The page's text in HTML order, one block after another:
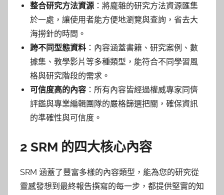
整合研究方法資源 ：將龐雜的研究方法資源匯集
於一處，讓使用者能方便地瀏覽與查詢，省去大
海撈針的時間。
跨不同型態資料 ：內容涵蓋書籍、研究案例、數
據集、教學影片等多種類型，能符合不同學習風
格與研究階段的需求。
可信度高的內容 ：所有內容皆經過權威專家同儕
評鑑與專業編輯團隊的嚴格篩選把關，確保資訊
的準確性與可信度。
2 SRM 的四大核心內容
SRM 涵蓋了豐富多樣的內容類型，能為您的研究從
靈感發想到最終報告撰寫的每一步，都提供堅實的知